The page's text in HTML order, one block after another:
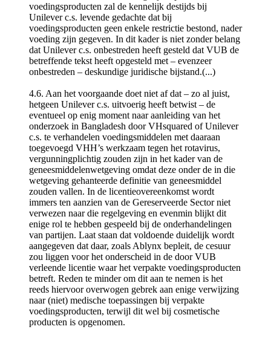
voedingsproducten zal de kennelijk destijds bij
Unilever c.s. levende gedachte dat bij
voedingsproducten geen enkele restrictie bestond, nader
voeding zijn gegeven. In dit kader is niet zonder belang
dat Unilever c.s. onbestreden heeft gesteld dat VUB de
betreffende tekst heeft opgesteld met – evenzeer
onbestreden – deskundige juridische bijstand.(...)
4.6. Aan het voorgaande doet niet af dat – zo al juist,
hetgeen Unilever c.s. uitvoerig heeft betwist – de
eventueel op enig moment naar aanleiding van het
onderzoek in Bangladesh door VHsquared of Unilever
c.s. te verhandelen voedingsmiddelen met daaraan
toegevoegd VHH’s werkzaam tegen het rotavirus,
vergunningplichtig zouden zijn in het kader van de
geneesmiddelenwetgeving omdat deze onder de in die
wetgeving gehanteerde definitie van geneesmiddel
zouden vallen. In de licentieovereenkomst wordt
immers ten aanzien van de Gereserveerde Sector niet
verwezen naar die regelgeving en evenmin blijkt dit
enige rol te hebben gespeeld bij de onderhandelingen
van partijen. Laat staan dat voldoende duidelijk wordt
aangegeven dat daar, zoals Ablynx bepleit, de cesuur
zou liggen voor het onderscheid in de door VUB
verleende licentie waar het verpakte voedingsproducten
betreft. Reden te minder om dit aan te nemen is het
reeds hiervoor overwogen gebrek aan enige verwijzing
naar (niet) medische toepassingen bij verpakte
voedingsproducten, terwijl dit wel bij cosmetische
producten is opgenomen.